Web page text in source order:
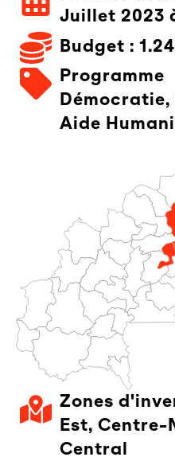
Juillet 2023
Budget :
Programme
Aide
Zones
Est, Centre-
Central